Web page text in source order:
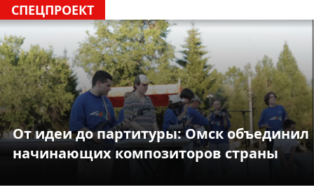
СПЕЦПРОЕКТ
От идеи до партитуры: Омск объединил
начинающих композиторов страны